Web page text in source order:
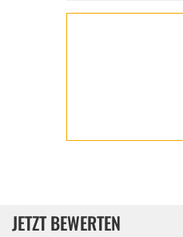
JETZT BEWERTEN